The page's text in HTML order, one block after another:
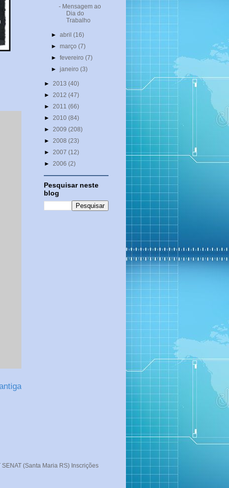
- Mensagem ao
Dia do
Trabalho
►abril(16)
►março(7)
►fevereiro(7)
►janeiro(3)
► 2013 (40)
► 2012 (47)
► 2011 (66)
► 2010 (84)
► 2009 (208)
► 2008 (23)
► 2007 (12)
► 2006 (2)
Pesquisar neste
blog
(Santa Maria RS) Inscrições